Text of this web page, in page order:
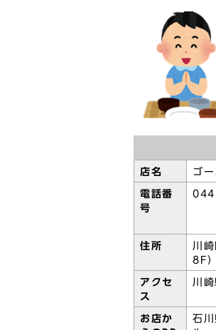
店名 ゴ
電話番
号
044
住所
川
8F）
アクセ
ス
川
お店か
石